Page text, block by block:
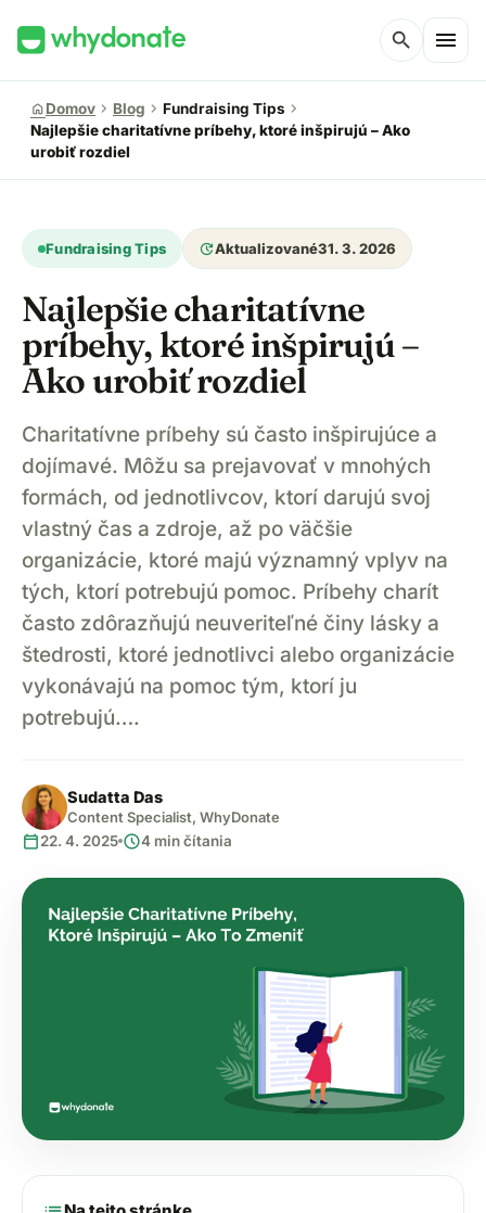
search menu
homeDomov chevron_right Blog chevron_right Fundraising Tips chevron_right
Najlepšie charitatívne príbehy, ktoré inšpirujú – Ako
urobiť rozdiel
Fundraising Tips updateAktualizované31. 3. 2026
Najlepšie charitatívne
príbehy, ktoré inšpirujú –
Ako urobiť rozdiel
Charitatívne príbehy sú často inšpirujúce a
dojímavé. Môžu sa prejavovať v mnohých
formách, od jednotlivcov, ktorí darujú svoj
vlastný čas a zdroje, až po väčšie
organizácie, ktoré majú významný vplyv na
tých, ktorí potrebujú pomoc. Príbehy charít
často zdôrazňujú neuveriteľné činy lásky a
štedrosti, ktoré jednotlivci alebo organizácie
vykonávajú na pomoc tým, ktorí ju
potrebujú….
Sudatta Das
Content Specialist, WhyDonate
calendar_today22. 4. 2025 schedule4 min čítania